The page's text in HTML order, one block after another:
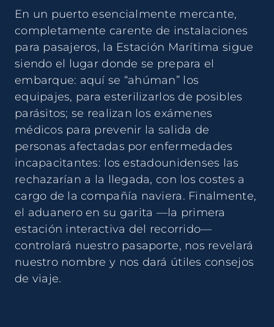
En un puerto esencialmente mercante,
completamente carente de instalaciones
para pasajeros, la Estación Marítima sigue
siendo el lugar donde se prepara el
embarque: aquí se “ahúman” los
equipajes, para esterilizarlos de posibles
parásitos; se realizan los exámenes
médicos para prevenir la salida de
personas afectadas por enfermedades
incapacitantes: los estadounidenses las
rechazarían a la llegada, con los costes a
cargo de la compañía naviera. Finalmente,
el aduanero en su garita —la primera
estación interactiva del recorrido—
controlará nuestro pasaporte, nos revelará
nuestro nombre y nos dará útiles consejos
de viaje.